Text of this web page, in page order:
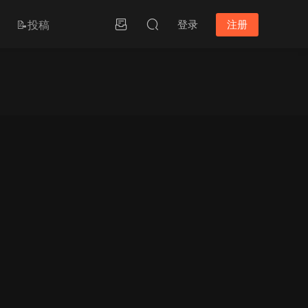
📝投稿 登录 注册